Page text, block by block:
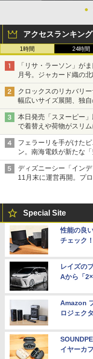
●
アクセスランキング
1時間 24時間
「リサ・ラーソン」が
月号。ジャカード織の
クロックスのリカバリ
幅広いサイズ展開、独
本日発売「スヌーピー
で着替えや荷物がスリ
フェラーリを手がけた
ン。南海電鉄が新たな
ディズニーシー「イン
11月末に運営再開。プ
Special Site
性能の良
チェック！
レイズの
Aから「
Amazon
ロジェク
イヤーカ